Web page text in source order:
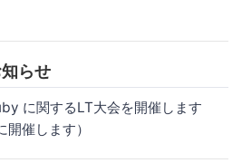
らせ
に関するLT大会を開催します
開催します）